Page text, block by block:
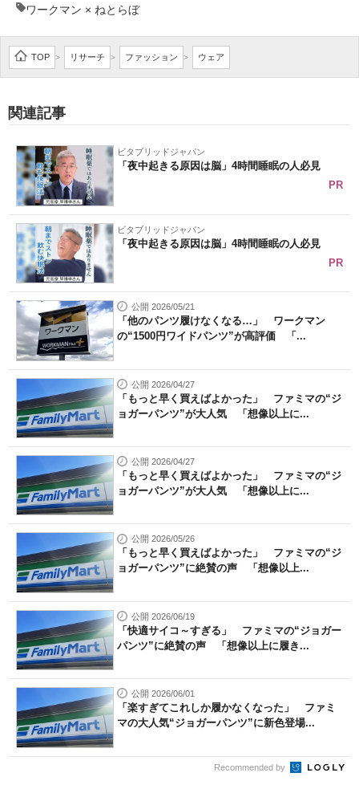
ワークマン × ねとらぼ
TOP > リサーチ > ファッション > ウェア
関連記事
ビタブリッドジャパン
「夜中起きる原因は脳」4時間睡眠の人必見
PR
ビタブリッドジャパン
「夜中起きる原因は脳」4時間睡眠の人必見
PR
公開 2026/05/21
「他のパンツ履けなくなる…」 ワークマン
の“1500円ワイドパンツ”が高評価 「...
公開 2026/04/27
「もっと早く買えばよかった」 ファミマの“ジ
ョガーパンツ”が大人気 「想像以上に...
公開 2026/04/27
「もっと早く買えばよかった」 ファミマの“ジ
ョガーパンツ”が大人気 「想像以上に...
公開 2026/05/26
「もっと早く買えばよかった」 ファミマの“ジ
ョガーパンツ”に絶賛の声 「想像以上...
公開 2026/06/19
「快適サイコ～すぎる」 ファミマの“ジョガー
パンツ”に絶賛の声 「想像以上に履き...
公開 2026/06/01
「楽すぎてこれしか履かなくなった」 ファミ
マの大人気“ジョガーパンツ”に新色登場...
Recommended by